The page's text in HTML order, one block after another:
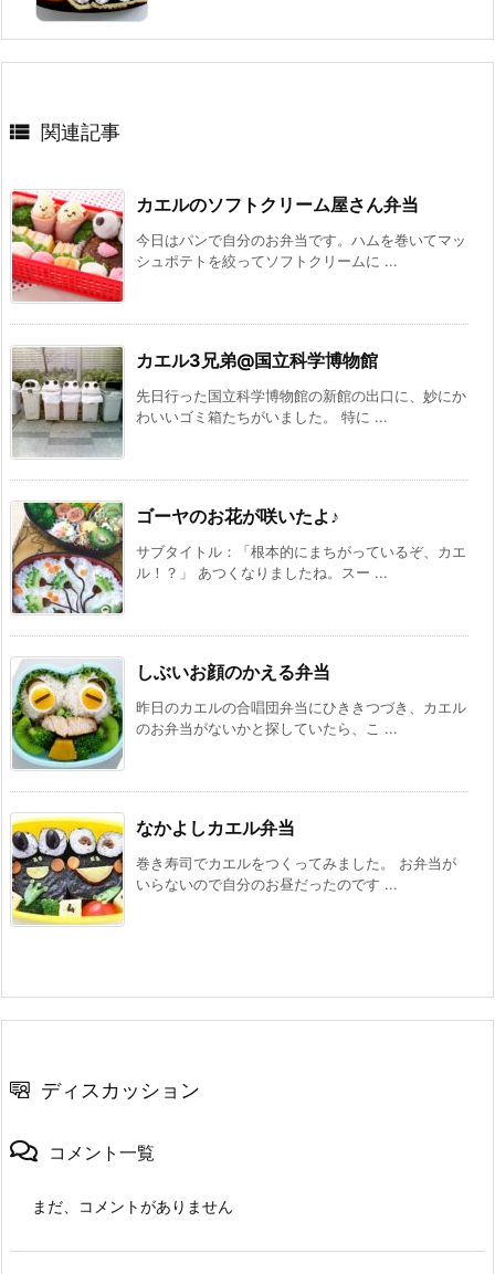
 関連記事
カエルのソフトクリーム屋さん弁当
今日はパンで自分のお弁当です。ハムを巻いてマッ
シュポテトを絞ってソフトクリームに ...
カエル3兄弟@国立科学博物館
先日行った国立科学博物館の新館の出口に、妙にか
わいいゴミ箱たちがいました。 特に ...
ゴーヤのお花が咲いたよ♪
サブタイトル：「根本的にまちがっているぞ、カエ
ル！？」 あつくなりましたね。スー ...
しぶいお顔のかえる弁当
昨日のカエルの合唱団弁当にひききつづき、カエル
のお弁当がないかと探していたら、こ ...
なかよしカエル弁当
巻き寿司でカエルをつくってみました。 お弁当が
いらないので自分のお昼だったのです ...
ディスカッション
コメント一覧
まだ、コメントがありません